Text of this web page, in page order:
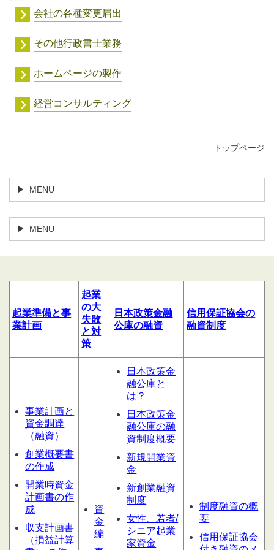
会社の各種変更届出
その他行政書士業務
ホームページの製作
経営コンサルティング
トップページ
MENU
MENU
起業準備と事
業計画
起業
の大
失敗
と対
策
日本政策金融
公庫の融資
信用保証協会の
融資制度
事業計画と
資金調達
（融資）
創業概要書
の作成
開業時資金
計画書の作
成
収支計画書
（損益計算
資
金
編
日本政策金
融公庫と
は？
日本政策金
融公庫の融
資制度概要
新規開業資
金
新創業融資
制度
女性、若者/
シニア起業
家資金
制度融資の概
要
信用保証協会